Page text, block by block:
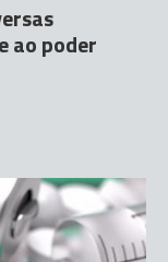
ao poder